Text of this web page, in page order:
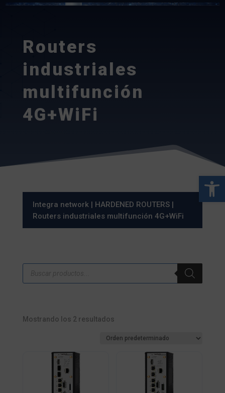
Abrir
Routers
industriales
multifunción
4G+WiFi
Integra network| HARDENED ROUTERS|
Routers industriales multifunción 4G+WiFi
Búsqueda
Mostrando los 2 resultados